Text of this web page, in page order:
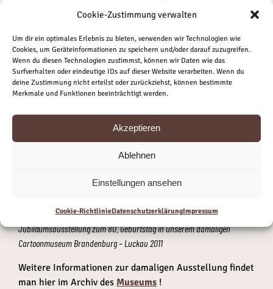
Cookie-Zustimmung verwalten
Um dir ein optimales Erlebnis zu bieten, verwenden wir Technologien wie
Cookies, um Geräteinformationen zu speichern und/oder darauf zuzugreifen.
Wenn du diesen Technologien zustimmst, können wir Daten wie das
Surfverhalten oder eindeutige IDs auf dieser Website verarbeiten. Wenn du
deine Zustimmung nicht erteilst oder zurückziehst, können bestimmte
Merkmale und Funktionen beeinträchtigt werden.
Akzeptieren
Ablehnen
Einstellungen ansehen
Cookie-RichtlinieDatenschutzerklärungImpressum
Harald Kretzschmar beim Porträtzeichnen – hier während der
Jubiläumsausstellung zum 80. Geburtstag in unserem damaligen
Cartoonmuseum Brandenburg – Luckau 2011
Weitere Informationen zur damaligen Ausstellung findet
man hier im Archiv des Museums !